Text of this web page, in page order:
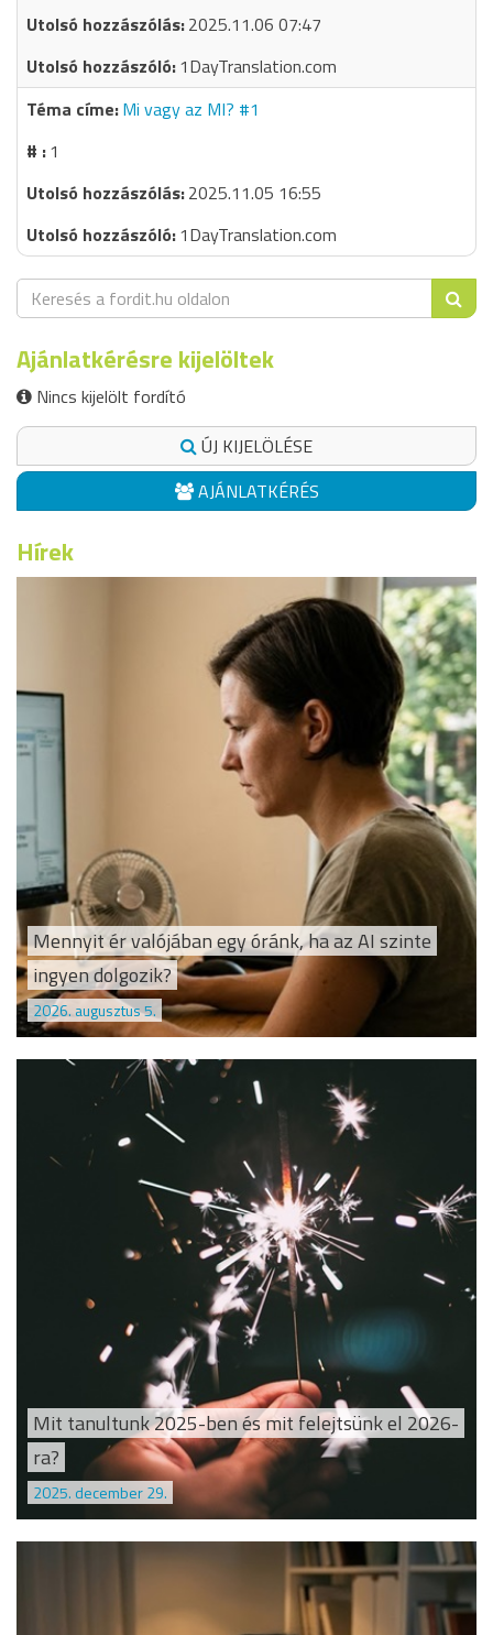
2025.11.06 07:47
1DayTranslation.com
Mi vagy az MI? #1
1
2025.11.05 16:55
1DayTranslation.com
Ajánlatkérésre kijelöltek
Nincs kijelölt fordító
ÚJ KIJELÖLÉSE
AJÁNLATKÉRÉS
Hírek
Mennyit ér valójában egy óránk, ha az AI szinte
ingyen dolgozik?
2026. augusztus 5.
Mit tanultunk 2025-ben és mit felejtsünk el 2026-
ra?
2025. december 29.